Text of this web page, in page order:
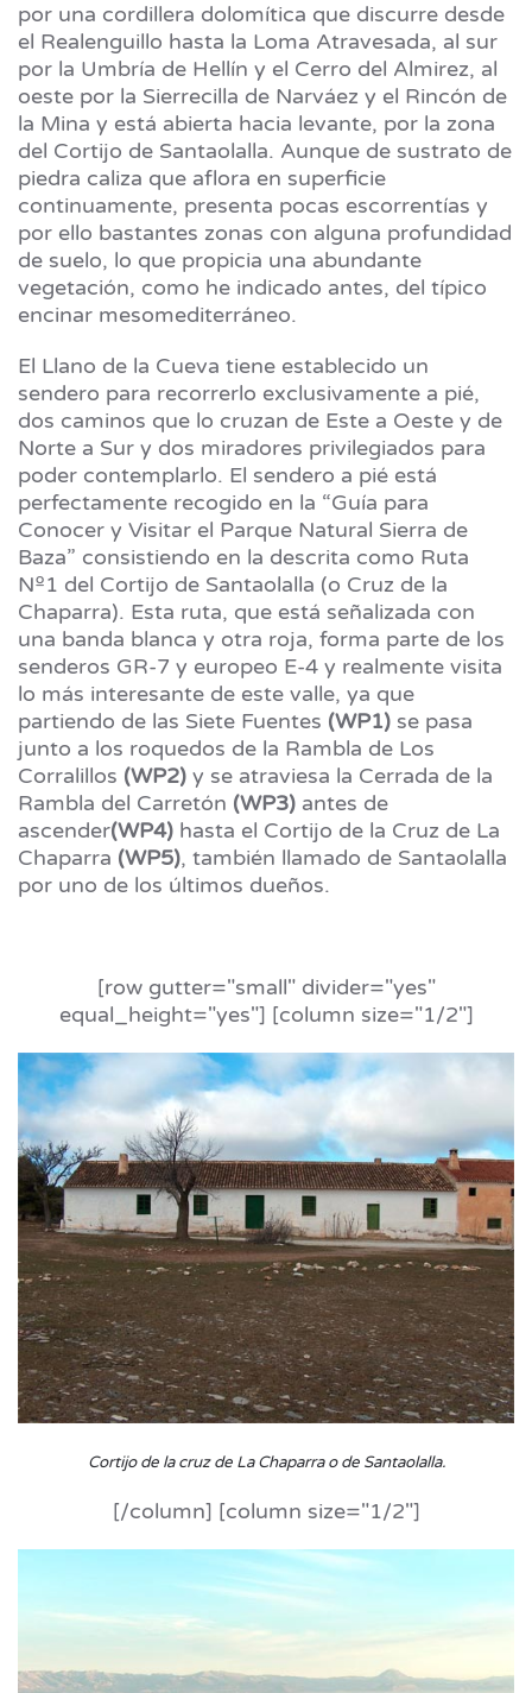
por una cordillera dolomítica que discurre desde
el Realenguillo hasta la Loma Atravesada, al sur
por la Umbría de Hellín y el Cerro del Almirez, al
oeste por la Sierrecilla de Narváez y el Rincón de
la Mina y está abierta hacia levante, por la zona
del Cortijo de Santaolalla. Aunque de sustrato de
piedra caliza que aflora en superficie
continuamente, presenta pocas escorrentías y
por ello bastantes zonas con alguna profundidad
de suelo, lo que propicia una abundante
vegetación, como he indicado antes, del típico
encinar mesomediterráneo.
El Llano de la Cueva tiene establecido un
sendero para recorrerlo exclusivamente a pié,
dos caminos que lo cruzan de Este a Oeste y de
Norte a Sur y dos miradores privilegiados para
poder contemplarlo. El sendero a pié está
perfectamente recogido en la “Guía para
Conocer y Visitar el Parque Natural Sierra de
Baza” consistiendo en la descrita como Ruta
Nº1 del Cortijo de Santaolalla (o Cruz de la
Chaparra). Esta ruta, que está señalizada con
una banda blanca y otra roja, forma parte de los
senderos GR-7 y europeo E-4 y realmente visita
lo más interesante de este valle, ya que
partiendo de las Siete Fuentes (WP1) se pasa
junto a los roquedos de la Rambla de Los
Corralillos (WP2) y se atraviesa la Cerrada de la
Rambla del Carretón (WP3) antes de
ascender(WP4) hasta el Cortijo de la Cruz de La
Chaparra (WP5), también llamado de Santaolalla
por uno de los últimos dueños.
[row gutter="small" divider="yes"
equal_height="yes"] [column size="1/2"]
Cortijo de la cruz de La Chaparra o de Santaolalla.
[/column] [column size="1/2"]